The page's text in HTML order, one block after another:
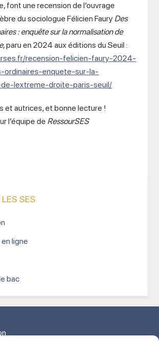
font une recension de l’ouvrage
du sociologue Félicien Faury Des
: enquête sur la normalisation de
, paru en 2024 aux éditions du Seuil :
recension-felicien-faury-2024-
ordinaires-enquete-sur-la-
de-lextreme-droite-paris-seuil/
et autrices, et bonne lecture !
l’équipe de RessourSES
SES
ligne
bac